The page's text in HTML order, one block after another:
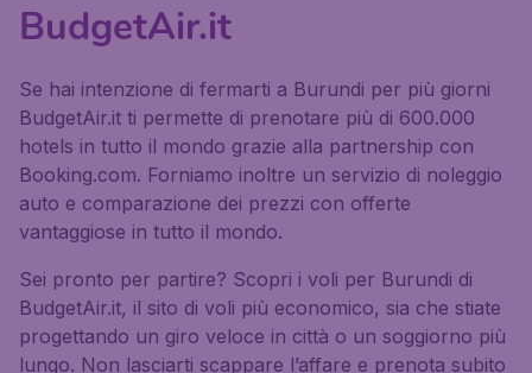
BudgetAir.it
Se hai intenzione di fermarti a Burundi per più giorni
BudgetAir.it ti permette di prenotare più di 600.000
hotels in tutto il mondo grazie alla partnership con
Booking.com. Forniamo inoltre un servizio di noleggio
auto e comparazione dei prezzi con offerte
vantaggiose in tutto il mondo.
Sei pronto per partire? Scopri i voli per Burundi di
BudgetAir.it, il sito di voli più economico, sia che stiate
progettando un giro veloce in città o un soggiorno più
lungo. Non lasciarti scappare l’affare e prenota subito